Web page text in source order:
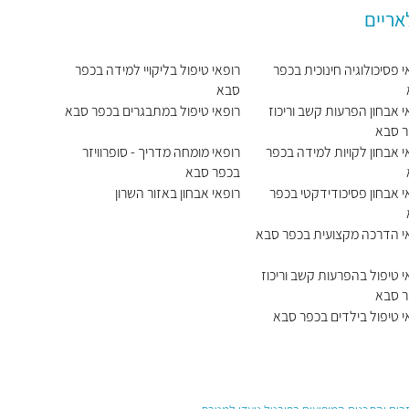
פסיכולוגיה חינוכית בכפר
אבחון הפרעות קשב וריכוז
סבא
אבחון לקויות למידה בכפר
אבחון פסיכודידקטי בכפר
הדרכה מקצועית בכפר סבא
טיפול בהפרעות קשב וריכוז
סבא
טיפול בילדים בכפר סבא
רופאי טיפול בליקויי למידה בכפר
סבא
רופאי טיפול במתבגרים בכפר סבא
רופאי מומחה מדריך - סופרוויזר
בכפר סבא
רופאי אבחון באזור השרון